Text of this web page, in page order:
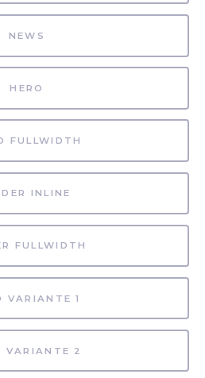
NEWS
HERO
FULLWIDTH
INLINE
FULLWIDTH
VARIANTE 1
VARIANTE 2